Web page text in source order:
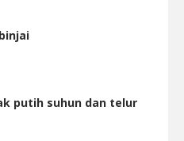
putih suhun dan telur